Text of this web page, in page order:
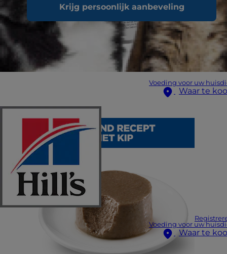
Krijg persoonlijk aanbeveling
Voeding voor uw
Waar te
Voeding voor uw
Waar te